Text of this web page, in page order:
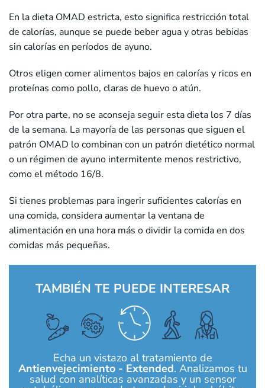
En la dieta OMAD estricta, esto significa restricción total
de calorías, aunque se puede beber agua y otras bebidas
sin calorías en períodos de ayuno.
Otros eligen comer alimentos bajos en calorías y ricos en
proteínas como pollo, claras de huevo o atún.
Por otra parte, no se aconseja seguir esta dieta los 7 días
de la semana. La mayoría de las personas que siguen el
patrón OMAD lo combinan con un patrón dietético normal
o un régimen de ayuno intermitente menos restrictivo,
como el método 16/8.
Si tienes problemas para ingerir suficientes calorías en
una comida, considera aumentar la ventana de
alimentación en una hora más o dividir la comida en dos
comidas más pequeñas.
TAMBIÉN TE PUEDE INTERESAR
Echa un vistazo al tratamiento de
Antienvejecimiento - Extended. Analizamos tu
salud con analíticas avanzadas y un sensor